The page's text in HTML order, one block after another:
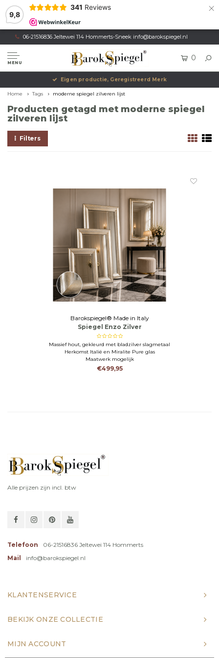
9,8
341 Reviews ×
06-21516836 Jeltewei 114 Hommerts-Sneek info@barokspiegel.nl
MENU
0
Eigen productie, Geregistreerd Merk
Home Tags moderne spiegel zilveren lijst
Producten getagd met moderne spiegel
zilveren lijst
Filters
Barokspiegel® Made in Italy
Spiegel Enzo Zilver
Massief hout, gekleurd met bladzilver slagmetaal
Herkomst Italië en Miralite Pure glas
Maatwerk mogelijk
€499,95
Alle prijzen zijn incl. btw
Telefoon
06-21516836 Jeltewei 114 Hommerts
Mail
info@barokspiegel.nl
KLANTENSERVICE
BEKIJK ONZE COLLECTIE
MIJN ACCOUNT